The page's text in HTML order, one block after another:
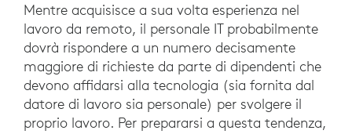
Mentre acquisisce a sua volta esperienza nel
lavoro da remoto, il personale IT probabilmente
dovrà rispondere a un numero decisamente
maggiore di richieste da parte di dipendenti che
devono affidarsi alla tecnologia (sia fornita dal
datore di lavoro sia personale) per svolgere il
proprio lavoro. Per prepararsi a questa tendenza,